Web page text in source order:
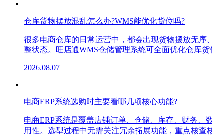
仓库货物摆放混乱怎么办?WMS能优化货位吗?
很多电商仓库的日常运营中，都会出现货物摆放无
整状态。旺店通WMS仓储管理系统可全面优化仓库货
2026.08.07
电商ERP系统选购时主要看哪几项核心功能?
电商ERP系统是覆盖店铺订单、仓储、库存、财务
用性。选型过程中无需关注冗余拓展功能，重点核查